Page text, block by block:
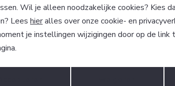
sparen voor korting Wij
Factif?Terug
Wil je alleen noodzakelijke cookies? Kies
Lees hieralles over onze cookie- en
je instellingen wijzigingen door op de link